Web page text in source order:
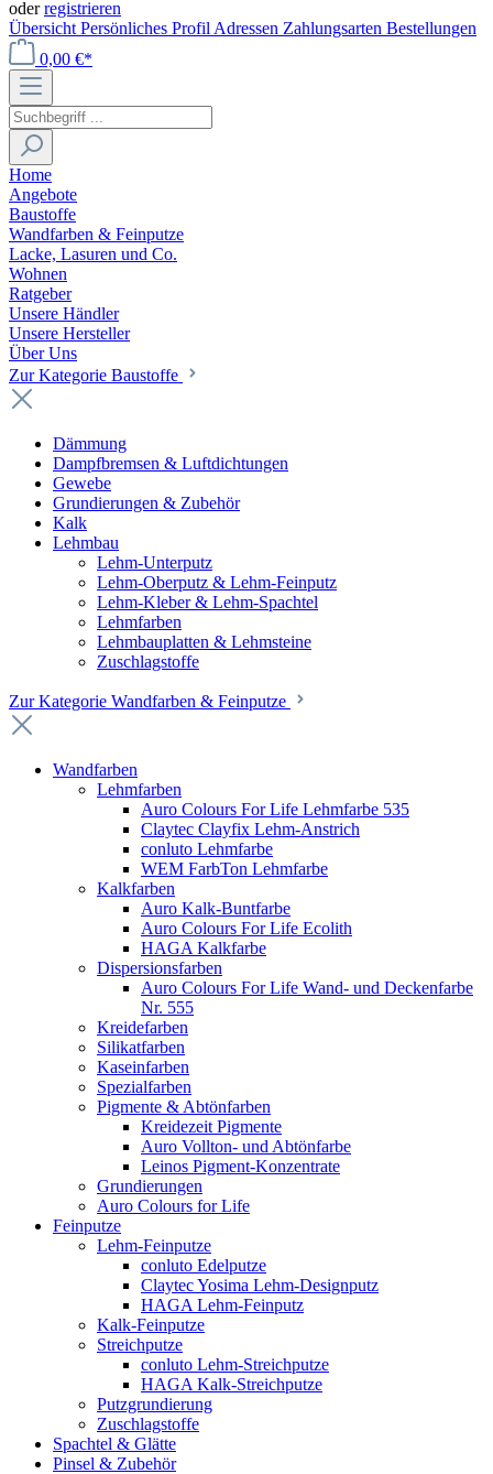
oderregistrieren
Übersicht Persönliches Profil Adressen Zahlungsarten Bestellungen
0,00 €*
Home
Angebote
Baustoffe
Wandfarben & Feinputze
Lacke, Lasuren und Co.
Wohnen
Ratgeber
Unsere Händler
Unsere Hersteller
Über Uns
Zur Kategorie Baustoffe
Dämmung
Dampfbremsen & Luftdichtungen
Gewebe
Grundierungen & Zubehör
Kalk
Lehmbau
Lehm-Unterputz
Lehm-Oberputz & Lehm-Feinputz
Lehm-Kleber & Lehm-Spachtel
Lehmfarben
Lehmbauplatten & Lehmsteine
Zuschlagstoffe
Zur Kategorie Wandfarben & Feinputze
Wandfarben
Lehmfarben
Auro Colours For Life Lehmfarbe 535
Claytec Clayfix Lehm-Anstrich
conluto Lehmfarbe
WEM FarbTon Lehmfarbe
Kalkfarben
Auro Kalk-Buntfarbe
Auro Colours For Life Ecolith
HAGA Kalkfarbe
Dispersionsfarben
Auro Colours For Life Wand- und Deckenfarbe
Nr. 555
Kreidefarben
Silikatfarben
Kaseinfarben
Spezialfarben
Pigmente & Abtönfarben
Kreidezeit Pigmente
Auro Vollton- und Abtönfarbe
Leinos Pigment-Konzentrate
Grundierungen
Auro Colours for Life
Feinputze
Lehm-Feinputze
conluto Edelputze
Claytec Yosima Lehm-Designputz
HAGA Lehm-Feinputz
Kalk-Feinputze
Streichputze
conluto Lehm-Streichputze
HAGA Kalk-Streichputze
Putzgrundierung
Zuschlagstoffe
Spachtel & Glätte
Pinsel & Zubehör